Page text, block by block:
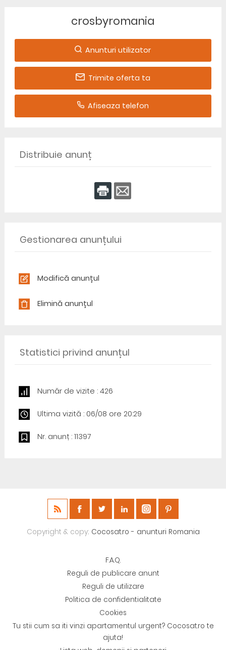
crosbyromania
Anunturi utilizator
Trimite oferta ta
Afiseaza telefon
Distribuie anunț
Gestionarea anunțului
Modifică anunțul
Elimină anunțul
Statistici privind anunțul
Număr de vizite : 426
Ultima vizită : 06/08 ore 20:29
Nr. anunț : 11397
Copyright & copy; Cocosat.ro - anunturi Romania
F.A.Q.
Reguli de publicare anunt
Reguli de utilizare
Politica de confidentialitate
Cookies
Tu stii cum sa iti vinzi apartamentul urgent? Cocosat.ro te
ajuta!